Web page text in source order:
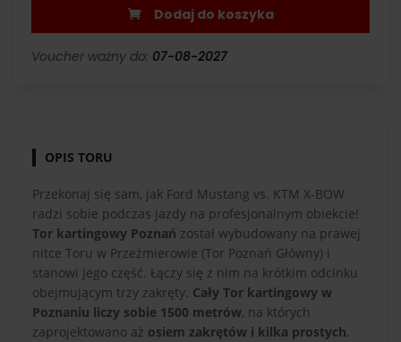
Dodaj do koszyka
Voucher ważny do: 07-08-2027
OPIS TORU
Przekonaj się sam, jak Ford Mustang vs. KTM X-BOW
radzi sobie podczas jazdy na profesjonalnym obiekcie!
Tor kartingowy Poznań został wybudowany na prawej
nitce Toru w Przeźmierowie (Tor Poznań Główny) i
stanowi jego część. Łączy się z nim na krótkim odcinku
obejmującym trzy zakręty. Cały Tor kartingowy w
Poznaniu liczy sobie 1500 metrów, na których
zaprojektowano aż osiem zakrętów i kilka prostych.